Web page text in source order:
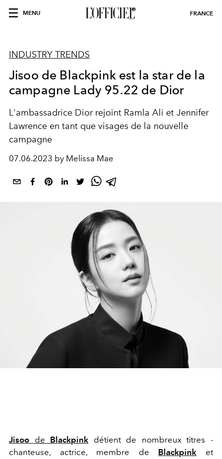
MENU FRANCE
INDUSTRY TRENDS
Jisoo de Blackpink est la star de la
campagne Lady 95.22 de Dior
L'ambassadrice Dior rejoint Ramla Ali et Jennifer
Lawrence en tant que visages de la nouvelle
campagne
07.06.2023 by Melissa Mae
Jisoo de Blackpink détient de nombreux titres -
chanteuse, actrice, membre de Blackpink
et